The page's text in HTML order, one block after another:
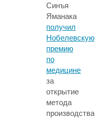
Синъя
Яманака
получил
Нобелевскую
премию
по
медицине
за
открытие
метода
производства